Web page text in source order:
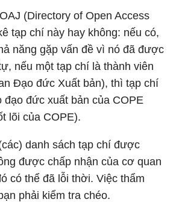
(Directory of Open Access
tạp chí này hay không: nếu có,
năng gặp vấn đề vì nó đã được
nếu một tạp chí là thành viên
Đạo đức Xuất bản), thì tạp chí
đạo đức xuất bản của COPE
lõi của COPE).
danh sách tạp chí được
được chấp nhận của cơ quan
có thể đã lỗi thời. Việc thẩm
phải kiểm tra chéo.